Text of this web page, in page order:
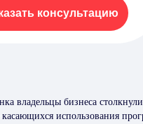
консультацию
владельцы бизнеса
использования